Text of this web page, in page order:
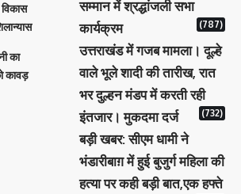
विकास
का
कावड़
सम्मान में श्रद्धांजली सभा
कार्यक्रम
(787)
उत्तराखंड में गजब मामला। दूल्हे
वाले भूले शादी की तारीख, रात
भर दुल्हन मंडप में करती रही
इंतजार। मुकदमा दर्ज
(732)
बड़ी खबर: सीएम धामी ने
भंडारीबाग़ में हुई बुजुर्ग महिला की
हत्या पर कही बड़ी बात,एक हफ्ते